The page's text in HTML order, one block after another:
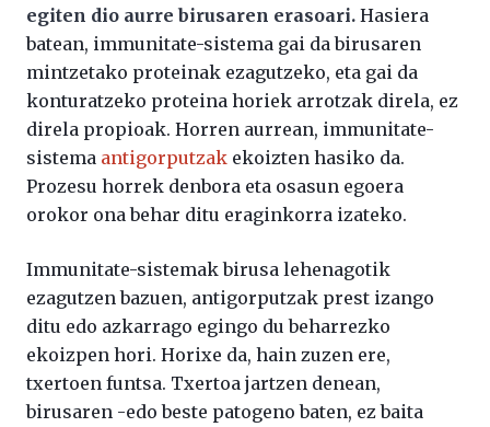
egiten dio aurre birusaren erasoari. Hasiera
batean, immunitate-sistema gai da birusaren
mintzetako proteinak ezagutzeko, eta gai da
konturatzeko proteina horiek arrotzak direla, ez
direla propioak. Horren aurrean, immunitate-
sistema antigorputzak ekoizten hasiko da.
Prozesu horrek denbora eta osasun egoera
orokor ona behar ditu eraginkorra izateko.
Immunitate-sistemak birusa lehenagotik
ezagutzen bazuen, antigorputzak prest izango
ditu edo azkarrago egingo du beharrezko
ekoizpen hori. Horixe da, hain zuzen ere,
txertoen funtsa. Txertoa jartzen denean,
birusaren -edo beste patogeno baten, ez baita